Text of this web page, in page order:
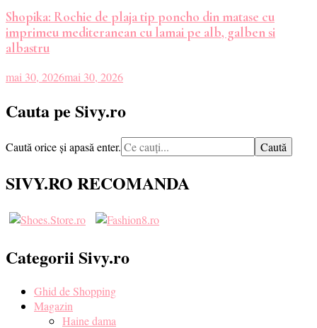
Shopika: Rochie de plaja tip poncho din matase cu
imprimeu mediteranean cu lamai pe alb, galben si
albastru
mai 30, 2026mai 30, 2026
Cauta pe Sivy.ro
Cauți
Caută orice și apasă enter.
SIVY.RO RECOMANDA
Categorii Sivy.ro
Ghid de Shopping
Magazin
Haine dama